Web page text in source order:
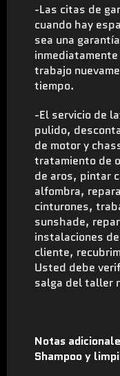
-Las citas de
cuando hay
sea una
trabajo
tiempo.
-El servicio de
pulido,
de motor y
tratamiento de
de aros, pintar
alfombra,
cinturones,
sunshade,
instalaciones
cliente,
Usted debe
salga del taller
Notas
Shampoo y